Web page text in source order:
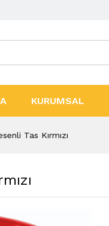
KURUMSAL
Tas Kırmızı